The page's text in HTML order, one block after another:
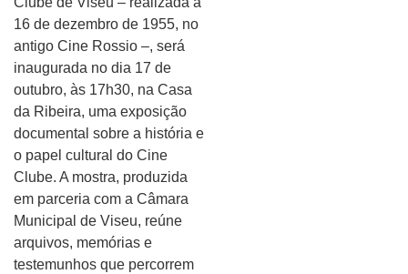
16 de dezembro de 1955, no
antigo Cine Rossio –, será
inaugurada no dia 17 de
outubro, às 17h30, na Casa
da Ribeira, uma exposição
documental sobre a história e
o papel cultural do Cine
Clube. A mostra, produzida
em parceria com a Câmara
Municipal de Viseu, reúne
arquivos, memórias e
testemunhos que percorrem